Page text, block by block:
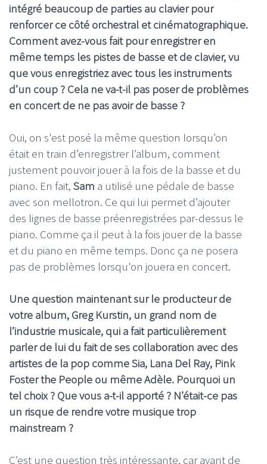
intégré beaucoup de parties au clavier pour
renforcer ce côté orchestral et cinématographique.
Comment avez-vous fait pour enregistrer en
même temps les pistes de basse et de clavier, vu
que vous enregistriez avec tous les instruments
d’un coup ? Cela ne va-t-il pas poser de problèmes
en concert de ne pas avoir de basse ?
Oui, on s'est posé la même question lorsqu’on
était en train d’enregistrer l’album, comment
justement pouvoir jouer à la fois de la basse et du
piano. En fait, Sam a utilisé une pédale de basse
avec son mellotron. Ce qui lui permet d’ajouter
des lignes de basse préenregistrées par-dessus le
piano. Comme ça il peut à la fois jouer de la basse
et du piano en même temps. Donc ça ne posera
pas de problèmes lorsqu'on jouera en concert.
Une question maintenant sur le producteur de
votre album, Greg Kurstin, un grand nom de
l’industrie musicale, qui a fait particulièrement
parler de lui du fait de ses collaboration avec des
artistes de la pop comme Sia, Lana Del Ray, Pink
Foster the People ou même Adèle. Pourquoi un
tel choix ? Que vous a-t-il apporté ? N’était-ce pas
un risque de rendre votre musique trop
mainstream ?
C’est une question très intéressante, car avant de